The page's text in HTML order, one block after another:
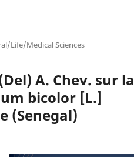
Life/Medical Sciences
A. Chev. sur la
bicolor [L.]
(Senegal)